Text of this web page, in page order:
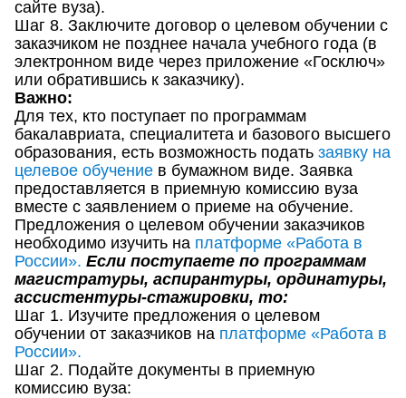
сайте вуза).
Шаг 8. Заключите договор о целевом обучении с
заказчиком не позднее начала учебного года (в
электронном виде через приложение «Госключ»
или обратившись к заказчику).
Важно:
Для тех, кто поступает по программам
бакалавриата, специалитета и базового высшего
образования, есть возможность подать заявку на
целевое обучение в бумажном виде. Заявка
предоставляется в приемную комиссию вуза
вместе с заявлением о приеме на обучение.
Предложения о целевом обучении заказчиков
необходимо изучить на платформе «Работа в
России». Если поступаете по программам
магистратуры, аспирантуры, ординатуры,
ассистентуры-стажировки, то:
Шаг 1. Изучите предложения о целевом
обучении от заказчиков на платформе «Работа в
России».
Шаг 2. Подайте документы в приемную
комиссию вуза: